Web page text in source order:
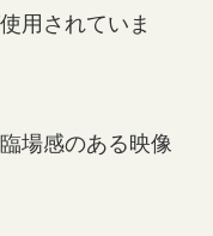
用されていま
場感のある映像